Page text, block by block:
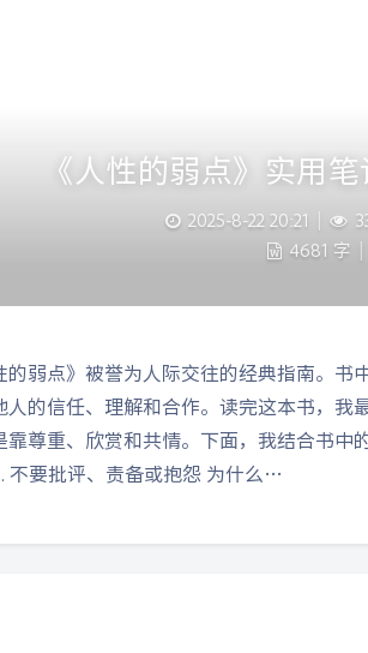
《人性的弱点》实用
2025-8-22 20:21
4681 字 |
的弱点》被誉为人际交往的经典指南。
人的信任、理解和合作。读完这本书，
靠尊重、欣赏和共情。下面，我结合书
不要批评、责备或抱怨 为什么…